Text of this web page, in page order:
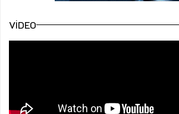
VIDEO